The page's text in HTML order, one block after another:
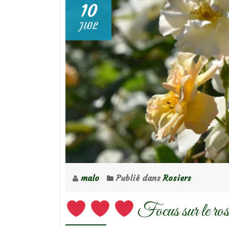
10
JUIL
malo Publié dansRosiers
Focus sur le